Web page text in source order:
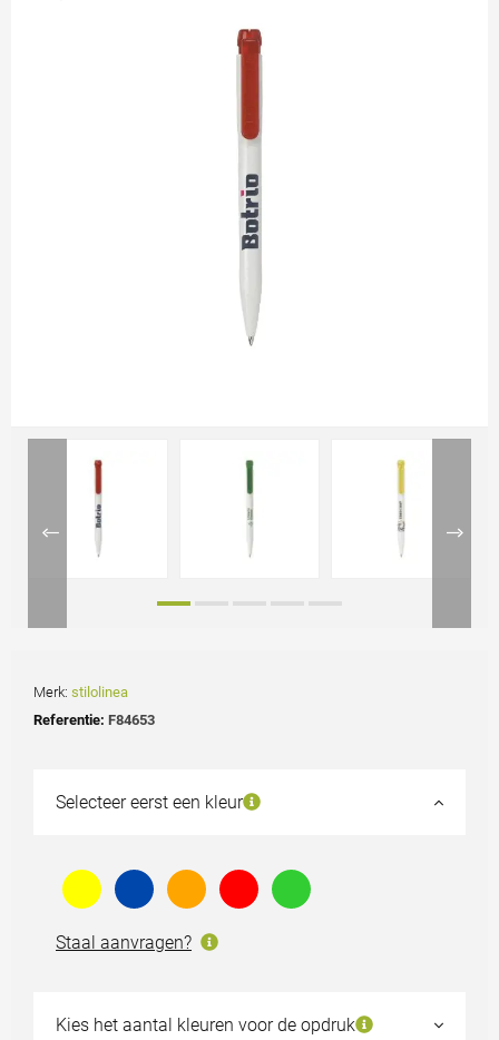
Merk: stilolinea
Referentie: F84653
Selecteer eerst een kleur
Staal aanvragen?
Kies het aantal kleuren voor de opdruk